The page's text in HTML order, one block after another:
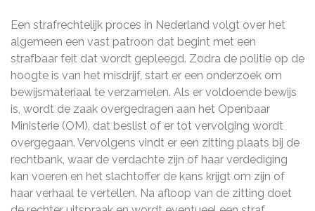
Een strafrechtelijk proces in Nederland volgt over het
algemeen een vast patroon dat begint met een
strafbaar feit dat wordt gepleegd. Zodra de politie op de
hoogte is van het misdrijf, start er een onderzoek om
bewijsmateriaal te verzamelen. Als er voldoende bewijs
is, wordt de zaak overgedragen aan het Openbaar
Ministerie (OM), dat beslist of er tot vervolging wordt
overgegaan. Vervolgens vindt er een zitting plaats bij de
rechtbank, waar de verdachte zijn of haar verdediging
kan voeren en het slachtoffer de kans krijgt om zijn of
haar verhaal te vertellen. Na afloop van de zitting doet